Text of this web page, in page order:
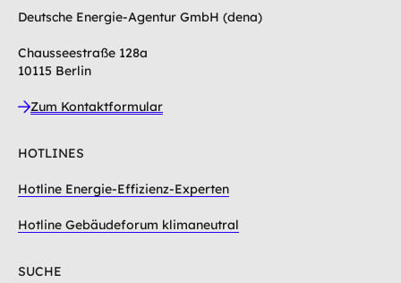
Deutsche Energie-Agentur GmbH (dena)
Chausseestraße 128a
10115 Berlin
Zum Kontaktformular
HOTLINES
Hotline Energie-Effizienz-Experten
Hotline Gebäudeforum klimaneutral
SUCHE